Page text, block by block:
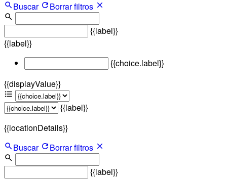
Buscar
Borrar filtros
{{label}}
{{label}}
{{choice.label}}
{{displayValue}}
{{label}}
{{locationDetails}}
Buscar
Borrar filtros
{{label}}